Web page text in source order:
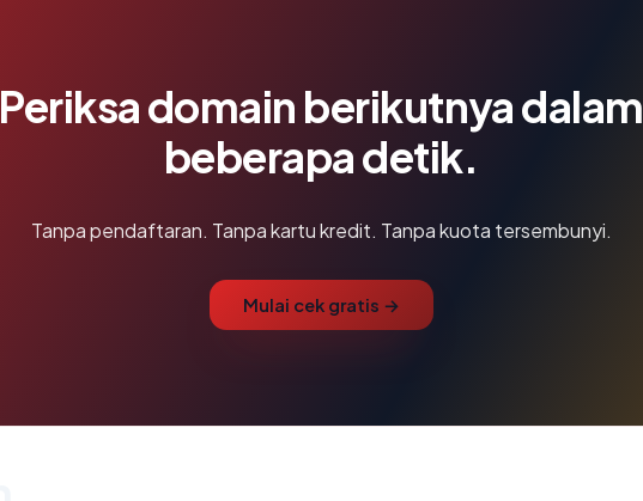
Periksa domain berikutnya dalam
beberapa detik.
Tanpa pendaftaran. Tanpa kartu kredit. Tanpa kuota tersembunyi.
Mulai cek gratis →